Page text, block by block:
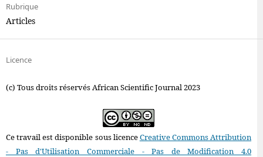
Rubrique
Articles
Licence
(c) Tous droits réservés African Scientific Journal 2023
Ce travail est disponible sous licenceCreative Commons Attribution
- Pas d'Utilisation Commerciale - Pas de Modification 4.0